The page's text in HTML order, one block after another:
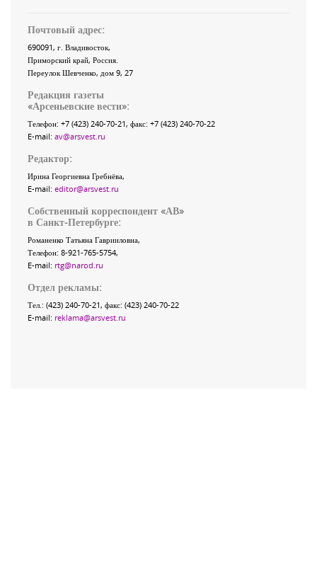
Почтовый адрес:
690091, г. Владивосток,
Приморский край, Россия
Переулок Шевченко, дом 9, 27
Редакция газеты
«Арсеньевские вести»:
Телефон: +7 (423) 240-70-21, факс: +7 (423) 240-70-22
E-mail: av@arsvest.ru
Редактор:
Ирина Георгиевна Гребнёва,
E-mail: editor@arsvest.ru
Собственный корреспондент «АВ»
в Санкт-Петербурге:
Романенко Татьяна Гаврииловна,
Телефон: 8-921-765-5754,
E-mail: rtg@narod.ru
Отдел рекламы:
Тел.: (423) 240-70-21, факс: (423) 240-70-22
E-mail: reklama@arsvest.ru